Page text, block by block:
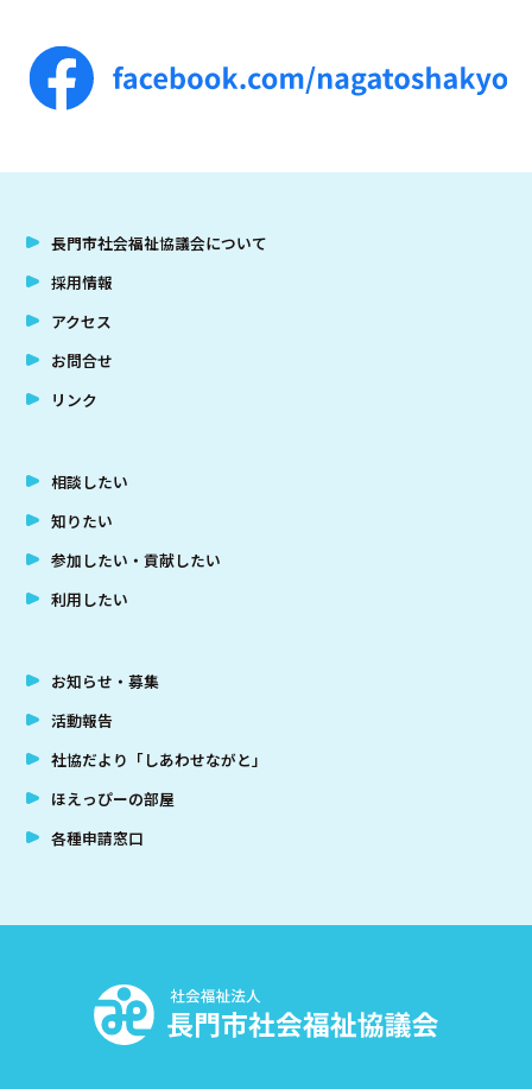
長門市社会福祉協議会について
採用情報
アクセス
お問合せ
リンク
相談したい
知りたい
参加したい・貢献したい
利用したい
お知らせ・募集
活動報告
社協だより「しあわせながと」
ほえっぴーの部屋
各種申請窓口